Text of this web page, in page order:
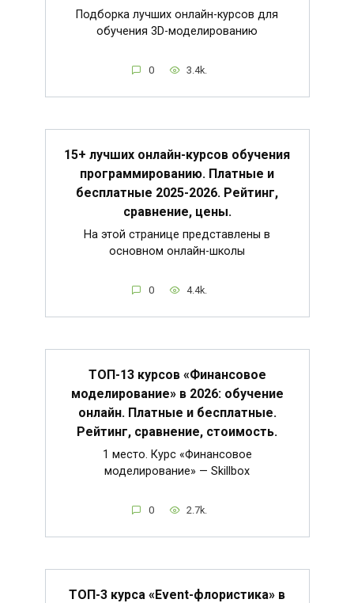
Подборка лучших онлайн-курсов для
обучения 3D-моделированию
0 3.4k.
15+ лучших онлайн-курсов обучения
программированию. Платные и
бесплатные 2025-2026. Рейтинг,
сравнение, цены.
На этой странице представлены в
основном онлайн-школы
0 4.4k.
ТОП-13 курсов «Финансовое
моделирование» в 2026: обучение
онлайн. Платные и бесплатные.
Рейтинг, сравнение, стоимость.
1 место. Курс «Финансовое
моделирование» — Skillbox
0 2.7k.
ТОП-3 курса «Event-флористика» в